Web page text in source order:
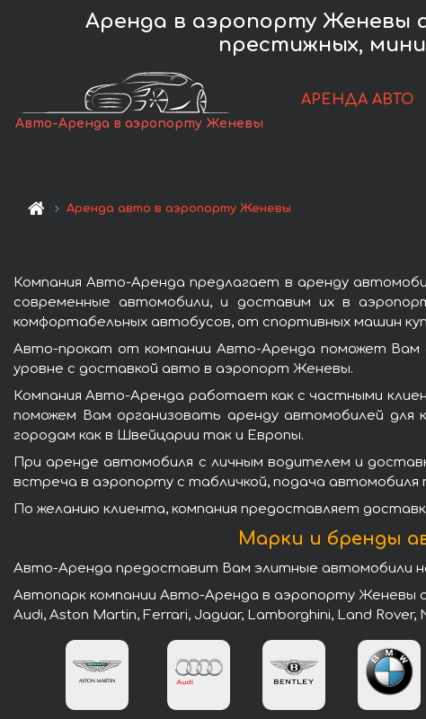
Аренда в аэропорту Женевы
престижных,
Авто-Аренда в аэропорту Женевы
АРЕНДА АВТО
Аренда авто в аэропорту Женевы
Компания Авто-Аренда предлагает в аренду
современные автомобили, и доставим их в
комфортабельных автобусов, от спортивных машин
Авто-прокат от компании Авто-Аренда поможет Вам
уровне с доставкой авто в аэропорт Женевы.
Компания Авто-Аренда работает как с частными
поможем Вам организовать аренду автомобилей для
городам как в Швейцарии так и Европы.
При аренде автомобиля с личным водителем и
встреча в аэропорту с табличкой, подача автомобиля
По желанию клиента, компания предоставляет
Марки и бренды
Авто-Аренда предоставит Вам элитные автомобили
Автопарк компании Авто-Аренда в аэропорту Женевы
Audi, Aston Martin, Ferrari, Jaguar, Lamborghini, Land Rover,